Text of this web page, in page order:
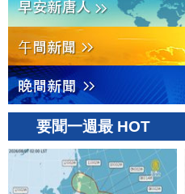
要聞一週最 HOT